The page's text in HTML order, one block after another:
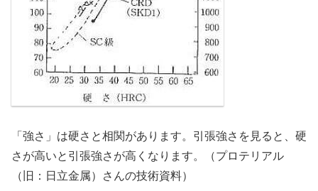
「強さ」は硬さと相関があります。引張強さを見ると、硬
さが高いと引張強さが高くなります。（プロテリアル
（旧：日立金属）さんの技術資料）